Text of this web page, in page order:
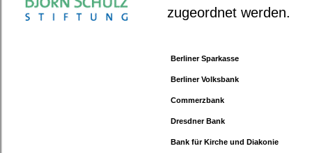
zugeordnet werden.
Berliner Sparkasse
Berliner Volksbank
Commerzbank
Dresdner Bank
Bank für Kirche und Diakonie